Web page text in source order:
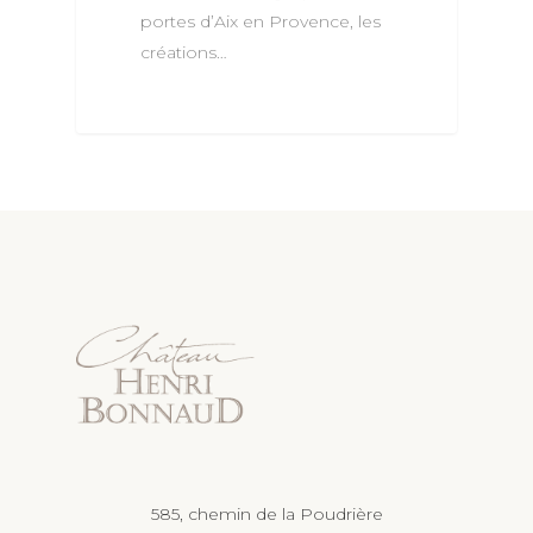
portes d’Aix en Provence, les
créations…
585, chemin de la Poudrière
LES AFTERWORKS DU
PRESSE